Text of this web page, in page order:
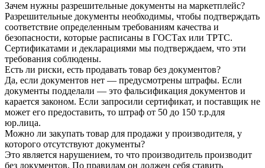
Зачем нужны разрешительные документы на маркетплейс?
Разрешительные документы необходимы, чтобы подтверждать
соответствие определенным требованиям качества и
безопасности, которые расписаны в ГОСТах или ТРТС.
Сертификатами и декларациями мы подтверждаем, что эти
требования соблюдены.
Есть ли риски, есть продавать товар без документов?
Да, если документов нет — предусмотрены штрафы. Если
документы подделали — это фальсификация документов и
карается законом. Если запросили сертификат, и поставщик не
может его предоставить, то штраф от 50 до 150 т.р.для
юр.лица.
Можно ли закупать товар для продажи у производителя, у
которого отсутствуют документы?
Это является нарушением, то что производитель производит
без документов. По правилам он должен себя ставить